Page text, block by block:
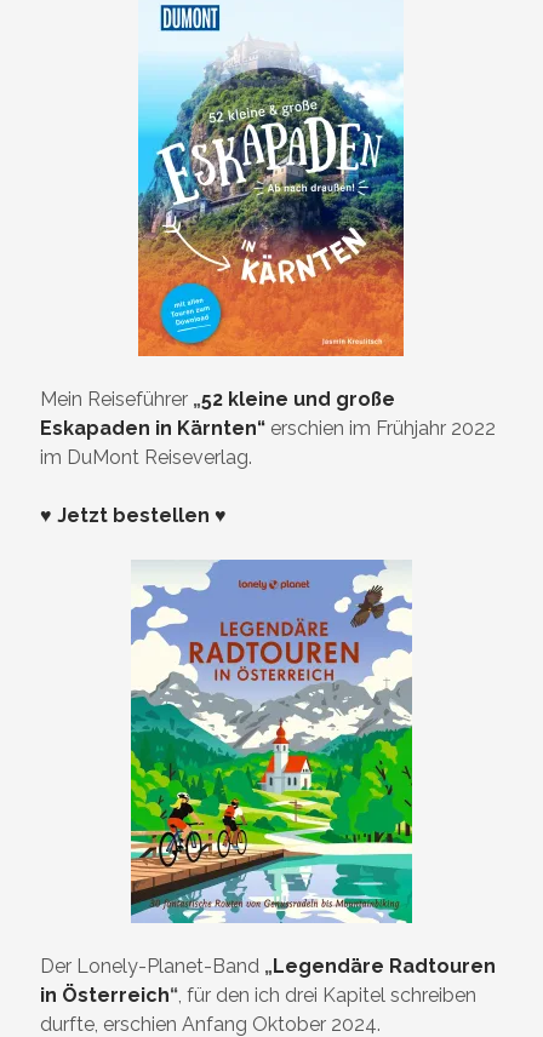
Mein Reiseführer „52 kleine und große
Eskapaden in Kärnten“ erschien im Frühjahr 2022
im DuMont Reiseverlag.
♥ Jetzt bestellen ♥
Der Lonely-Planet-Band „Legendäre Radtouren
in Österreich“ , für den ich drei Kapitel schreiben
durfte, erschien Anfang Oktober 2024.